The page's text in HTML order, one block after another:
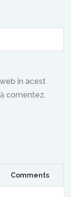
în acest
comentez.
Comments